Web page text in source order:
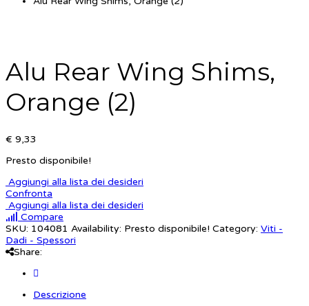
Alu Rear Wing Shims,
Orange (2)
€ 9,33
Presto disponibile!
Aggiungi alla lista dei desideri
Confronta
Aggiungi alla lista dei desideri
Compare
SKU: 104081 Availability: Presto disponibile! Category: Viti -
Dadi - Spessori
Share:
Descrizione